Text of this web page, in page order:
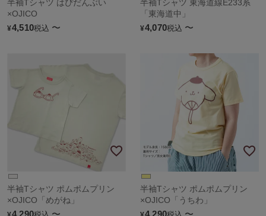
半袖Tシャツ はぴだんぶい
×OJICO
¥4,510税込 〜
半袖Tシャツ 東海道線E233系
「東海道中」
¥4,070税込 〜
半袖Tシャツ ポムポムプリン
×OJICO「めがね」
半袖Tシャツ ポムポムプリン
×OJICO「うちわ」